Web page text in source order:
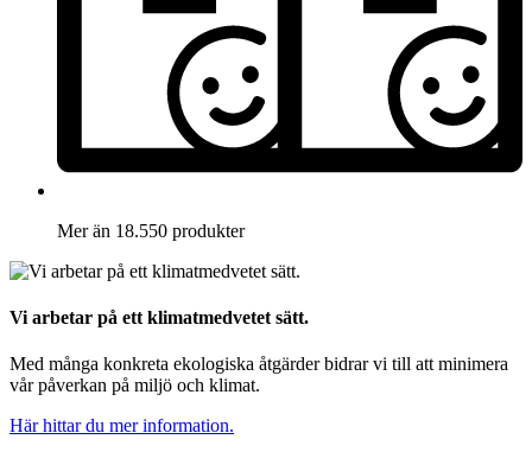
Mer än 18.550 produkter
Vi arbetar på ett klimatmedvetet sätt.
Med många konkreta ekologiska åtgärder bidrar vi till att minimera
vår påverkan på miljö och klimat.
Här hittar du mer information.